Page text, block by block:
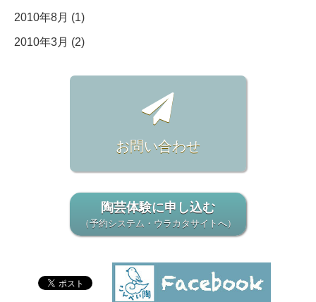
2010年8月 (1)
2010年3月 (2)
お問い合わせ
陶芸体験に申し込む
（予約システム・ウラカタサイトへ）